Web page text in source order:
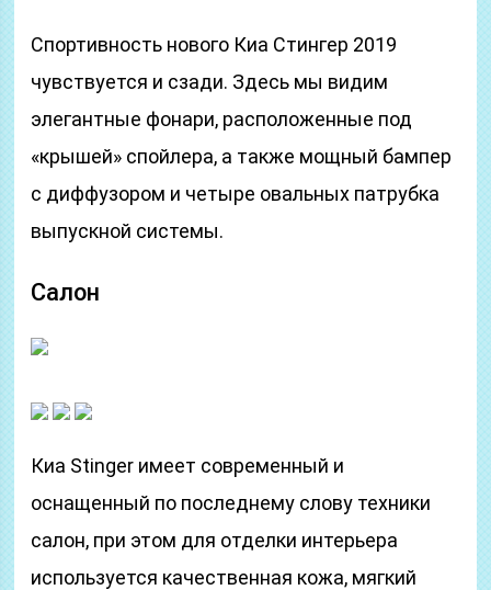
Спортивность нового Киа Стингер 2019
чувствуется и сзади. Здесь мы видим
элегантные фонари, расположенные под
«крышей» спойлера, а также мощный бампер
с диффузором и четыре овальных патрубка
выпускной системы.
Салон
Киа Stinger имеет современный и
оснащенный по последнему слову техники
салон, при этом для отделки интерьера
используется качественная кожа, мягкий